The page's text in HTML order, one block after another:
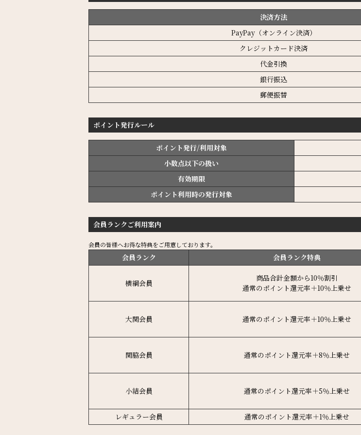
決済方法
PayPay（オンライン決済）
クレジットカード決済
代金引換
銀行振込
郵便振替
ポイント発行ルール
ポイント発行/利用対象
小数点以下の扱い
有効期限
ポイント利用時の発行対象
会員ランクご利用案内
会員の皆様へお得な特典をご用意しております。
会員ランク 会員ランク特典
横綱会員
商品合計金額から10％割引
通常のポイント還元率＋10％上乗せ
大関会員 通常のポイント還元率＋10％上乗せ
関脇会員 通常のポイント還元率＋8％上乗せ
小結会員 通常のポイント還元率＋5％上乗せ
レギュラー会員
通常のポイント還元率＋1％上乗せ